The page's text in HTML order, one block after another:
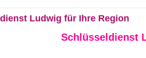
Ludwig für Ihre Region
Schlüsseldienst